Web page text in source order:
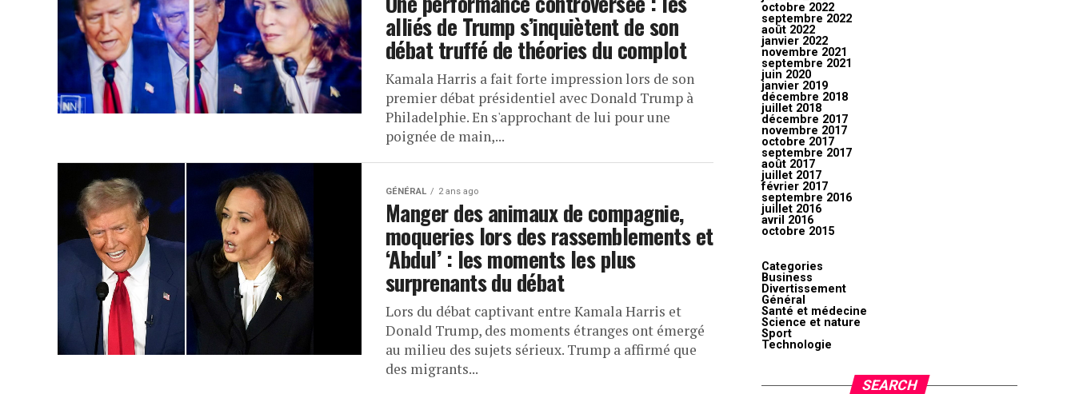
alliés de Trump s’inquiètent de son
débat truffé de théories du complot
Kamala Harris a fait forte impression lors de son
premier débat présidentiel avec Donald Trump à
Philadelphie. En s'approchant de lui pour une
poignée de main,...
GÉNÉRAL 2 ans ago
Manger des animaux de compagnie,
moqueries lors des rassemblements et
‘Abdul’ : les moments les plus
surprenants du débat
Lors du débat captivant entre Kamala Harris et
Donald Trump, des moments étranges ont émergé
au milieu des sujets sérieux. Trump a affirmé que
des migrants...
octobre 2022
septembre 2022
août 2022
janvier 2022
novembre 2021
septembre 2021
juin 2020
janvier 2019
décembre 2018
juillet 2018
décembre 2017
novembre 2017
octobre 2017
septembre 2017
août 2017
juillet 2017
février 2017
septembre 2016
juillet 2016
avril 2016
octobre 2015
Categories
Business
Divertissement
Général
Santé et médecine
Science et nature
Sport
Technologie
SEARCH